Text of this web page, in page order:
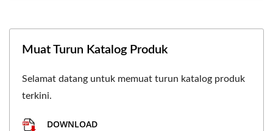
Muat Turun Katalog Produk
Selamat datang untuk memuat turun katalog produk
terkini.
DOWNLOAD